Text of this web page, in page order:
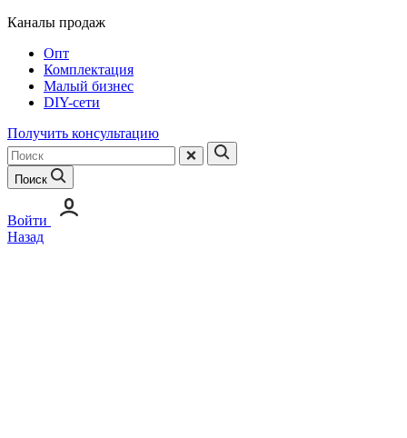
Каналы продаж
Опт
Комплектация
Малый бизнес
DIY-сети
Получить консультацию
Поиск
Войти
Назад